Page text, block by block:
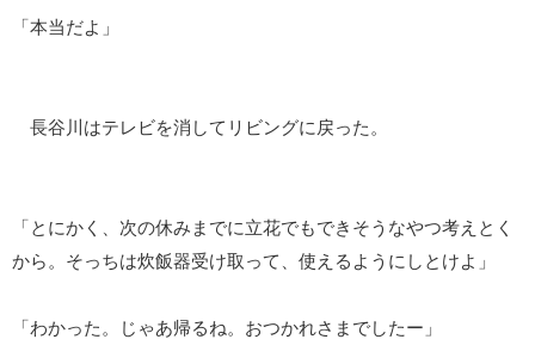
「本当だよ」
長谷川はテレビを消してリビングに戻った。
「とにかく、次の休みまでに立花でもできそうなやつ考えとく
から。そっちは炊飯器受け取って、使えるようにしとけよ」
「わかった。じゃあ帰るね。おつかれさまでしたー」